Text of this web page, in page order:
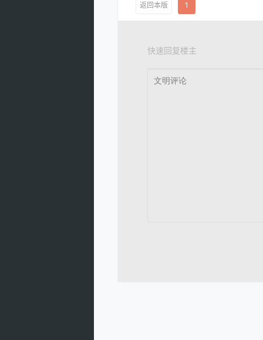
返回本版 1
快速回复楼主